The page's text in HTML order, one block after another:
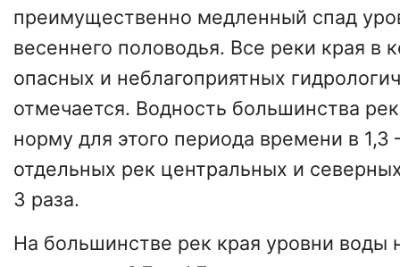
преимущественно медленный спад
весеннего половодья. Все реки края в
опасных и неблагоприятных
отмечается. Водность большинства
норму для этого периода времени в
отдельных рек центральных и
3 раза.
На большинстве рек края уровни